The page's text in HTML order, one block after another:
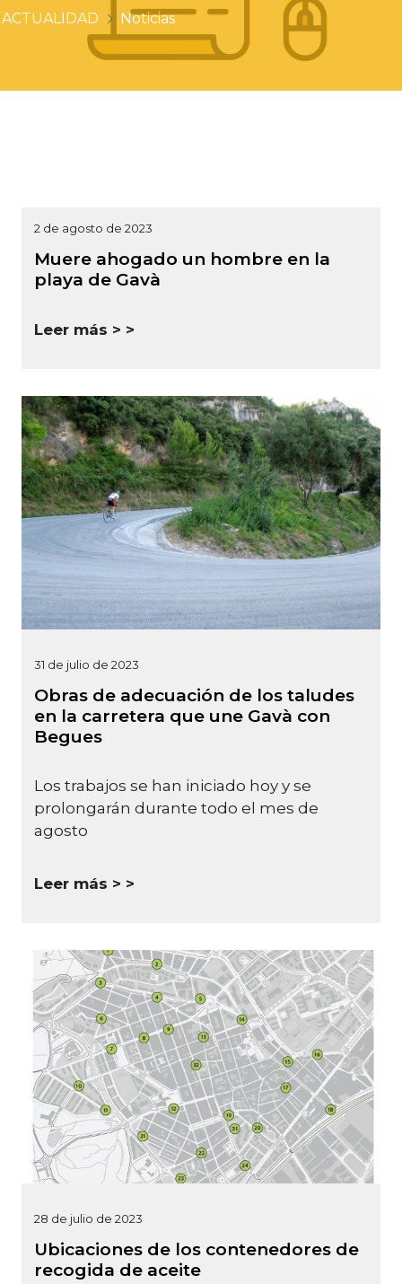
ACTUALIDAD Noticias
2 de agosto de 2023
Muere ahogado un hombre en la
playa de Gavà
Leer más >
31 de julio de 2023
Obras de adecuación de los taludes
en la carretera que une Gavà con
Begues
Los trabajos se han iniciado hoy y se
prolongarán durante todo el mes de
agosto
Leer más >
28 de julio de 2023
Ubicaciones de los contenedores de
recogida de aceite